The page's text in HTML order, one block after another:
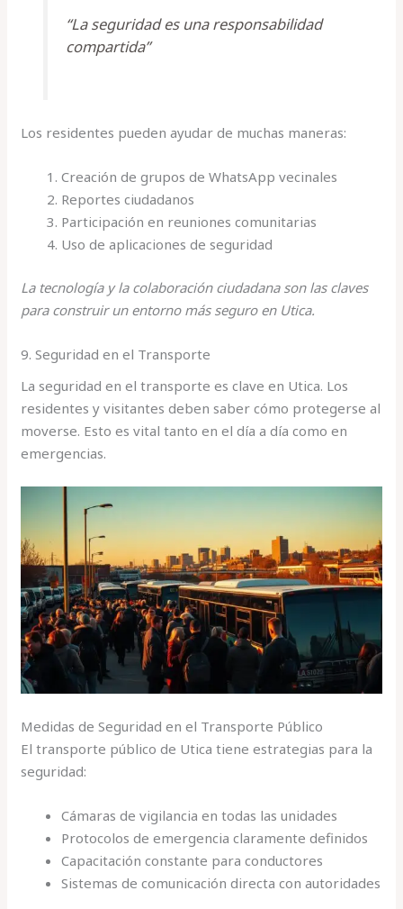
“La seguridad es una responsabilidad
compartida”
Los residentes pueden ayudar de muchas maneras:
Creación de grupos de WhatsApp vecinales
Reportes ciudadanos
Participación en reuniones comunitarias
Uso de aplicaciones de seguridad
La tecnología y la colaboración ciudadana son las claves
para construir un entorno más seguro en Utica.
9. Seguridad en el Transporte
La seguridad en el transporte es clave en Utica. Los
residentes y visitantes deben saber cómo protegerse al
moverse. Esto es vital tanto en el día a día como en
emergencias.
Medidas de Seguridad en el Transporte Público
El transporte público de Utica tiene estrategias para la
seguridad:
Cámaras de vigilancia en todas las unidades
Protocolos de emergencia claramente definidos
Capacitación constante para conductores
Sistemas de comunicación directa con autoridades